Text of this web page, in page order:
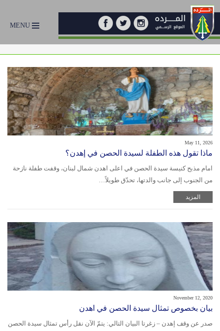
MENU
May 11, 2026
ماذا تقول هذه الطفلة لسيدة الحصن في إهدن؟
امام مذبح كنيسة سيدة الحصن في اعلى اهدن شمال لبنان، وقفت طفلة نازحة
من الجنوب إلى جانب والدتها، تحدّق طويلاً…
المزيد
November 12, 2020
بيان بخصوص تمثال سيدة الحصن في اهدن
صدر عن وقف إهدن – زغرتا البيان التالي: يتمّ الآن نقل رأس تمثال سيدة الحصن